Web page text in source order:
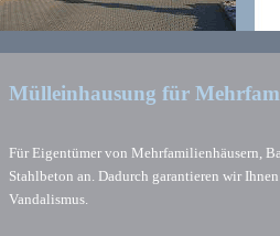
Mülleinhausung für
Für Eigentümer von Mehrfamilienhäusern,
Stahlbeton an. Dadurch garantieren wir
Vandalismus.